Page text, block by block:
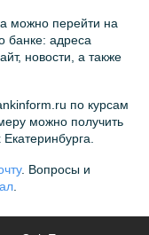
можно перейти на
банке: адреса
новости, а также
по курсам
можно получить
. Вопросы и